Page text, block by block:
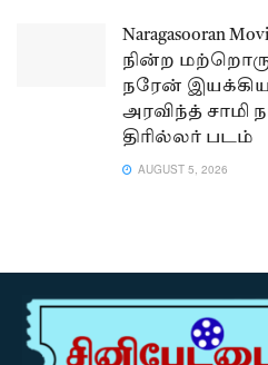
நின்ற மற்றொரு
நரேன் இயக்கிய
அரவிந்த் சாமி
திரில்லர் படம்
AUGUST 5, 2026